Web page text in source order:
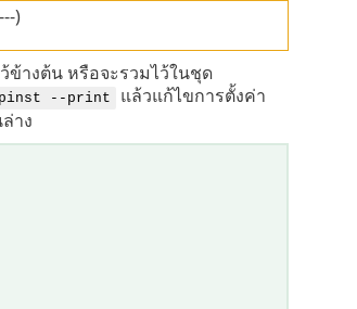
)
ข้างต้น หรือจะรวมไว้ในชุด
--print
แล้วแก้ไขการตั้งค่า
าง